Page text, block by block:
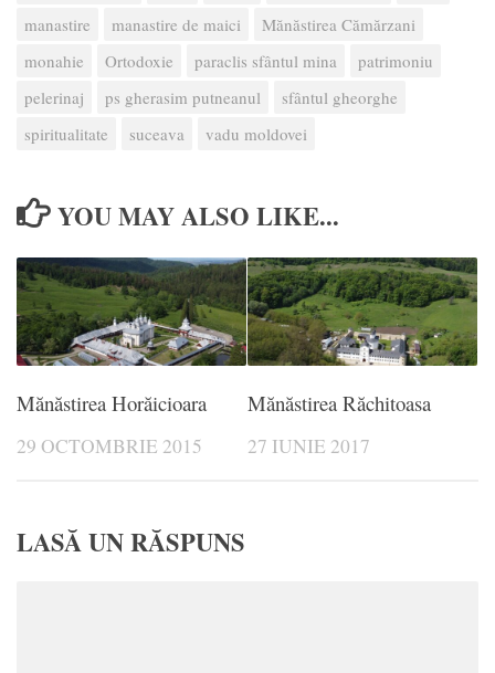
manastire
manastire de maici
Mănăstirea Cămărzani
monahie
Ortodoxie paraclis sfântul mina
patrimoniu
pelerinaj
ps gherasim putneanul
sfântul gheorghe
spiritualitate
suceava vadu moldovei
YOU MAY ALSO LIKE...
Mănăstirea Horăicioara
29 OCTOMBRIE 2015
Mănăstirea Răchitoasa
27 IUNIE 2017
LASĂ UN RĂSPUNS